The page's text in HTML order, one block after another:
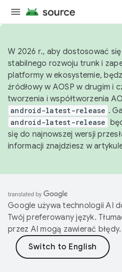
W 2026 r., aby dostosować
stabilnego rozwoju trunk i
platformy w ekosystemie,
źródłowy w AOSP w drugim i
tworzenia i współtworzenia
android-latest-release .
android-latest-release
się do najnowszej wersji
informacji znajdziesz w
Google używa technologii AI
Twój preferowany język.
przez AI mogą zawierać błędy.